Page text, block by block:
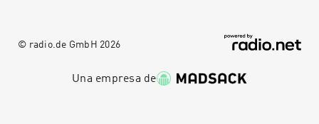
© radio.de GmbH 2026
Una empresa de